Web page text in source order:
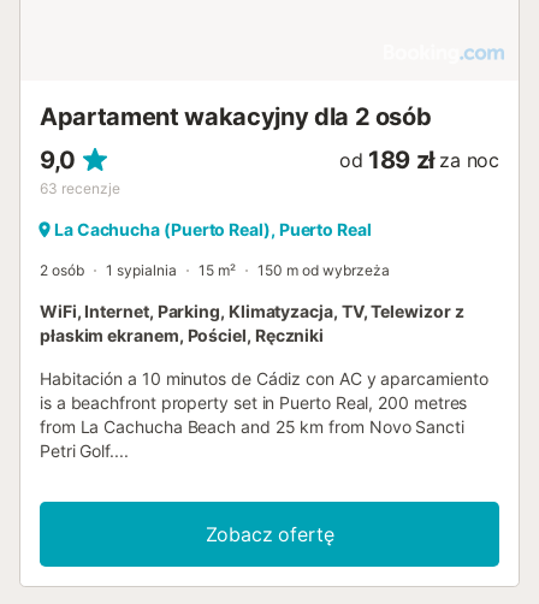
Apartament wakacyjny dla 2 osób
9,0
63 recenzje
od 189 zł za noc
La Cachucha (Puerto Real), Puerto Real
2 osób 1 sypialnia 15 m² 150 m od wybrzeża
WiFi, Internet, Parking, Klimatyzacja, TV, Telewizor z
płaskim ekranem, Pościel, Ręczniki
Habitación a 10 minutos de Cádiz con AC y aparcamiento
is a beachfront property set in Puerto Real, 200 metres
from La Cachucha Beach and 25 km from Novo Sancti
Petri Golf....
Zobacz ofertę